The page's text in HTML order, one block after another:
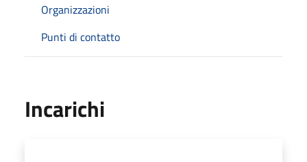
Organizzazioni
Punti di contatto
Incarichi